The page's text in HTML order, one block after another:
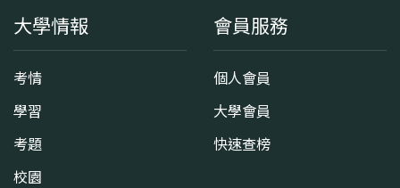
大學情報
考情
學習
考題
校園
會員服務
個人會員
大學會員
快速查榜